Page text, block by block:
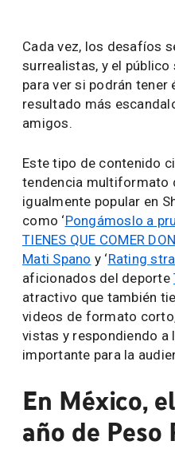
Cada vez, los desafíos
surrealistas, y el
para ver si podrán tener
resultado más
amigos.
Este tipo de contenido
tendencia multiformato
igualmente popular en
como ‘Pongámoslo a
TIENES QUE COMER
Mati Spano y ‘Rating
aficionados del deporte
atractivo que también
videos de formato
vistas y respondiendo a
importante para la
En México,
año de Peso